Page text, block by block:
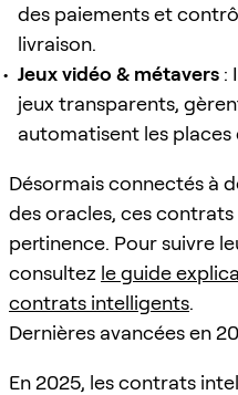
des paiements et
livraison.
Jeux vidéo & métavers :
jeux transparents,
automatisent les places
Désormais connectés à
des oracles, ces
pertinence. Pour suivre
consultez le guide
contrats intelligents.
Dernières avancées en
En 2025, les contrats